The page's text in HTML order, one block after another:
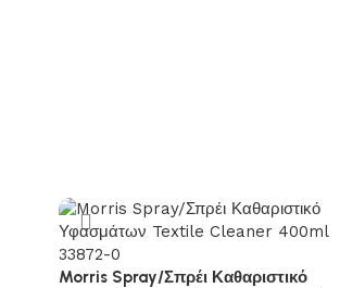
Morris Spray/Σπρέι Καθαριστικό